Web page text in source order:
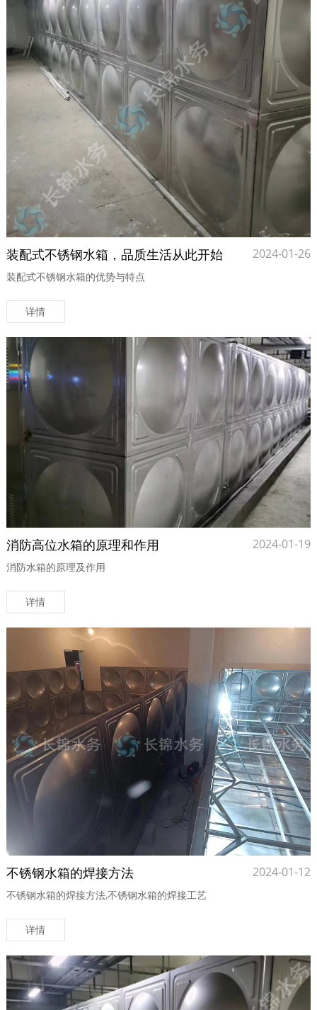
装配式不锈钢水箱，品质生活从此开始 2024-01-26
装配式不锈钢水箱的优势与特点
详情
消防高位水箱的原理和作用 2024-01-19
消防水箱的原理及作用
详情
不锈钢水箱的焊接方法 2024-01-12
不锈钢水箱的焊接方法,不锈钢水箱的焊接工艺
详情